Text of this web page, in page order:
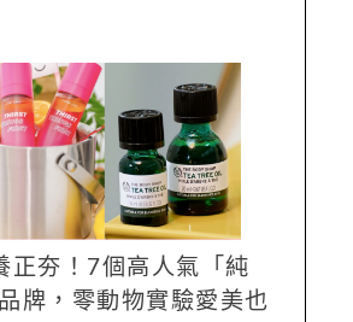
正夯！7個高人氣「純
牌，零動物實驗愛美也